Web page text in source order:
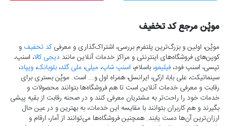
موپُن مرجع کد تخفیف
موپُن، اولین و بزرگ‌ترین پلتفرم بررسی، اشتراک‌گذاری و معرفیکد تخفیف و
کوپن‌های فروشگاه‌های اینترنتی و مراکز خدمات آنلاین مانند دیجی کالا، اسنپ،
تپسی، اسنپ فود، فیلیمو، باسلام، اسنپ شاپ، میلی، ملی گلد، بلوبانک، ویپاد،
سینماتیکت، علی بابا، ازکی، ایرانسل، همراه اول و... است. موپُن بستری برای
رقابت و معرفی خدمات آنلاین است تا هم فروشگاه‌ها بتوانند محصولات و
خدمات خود را راحت‌تر به مشتریان معرفی کنند و در صحنه رقابت از بقیه پیشی
بگیرند و هم کاربران بتوانند با مقایسه این خدمات، به بهترین و در عین حال
ارزان‌ترین آن‌ها دست‌ یابند. همچنین فروشگاه‌ها می‌توانند از آمار، ارقام و